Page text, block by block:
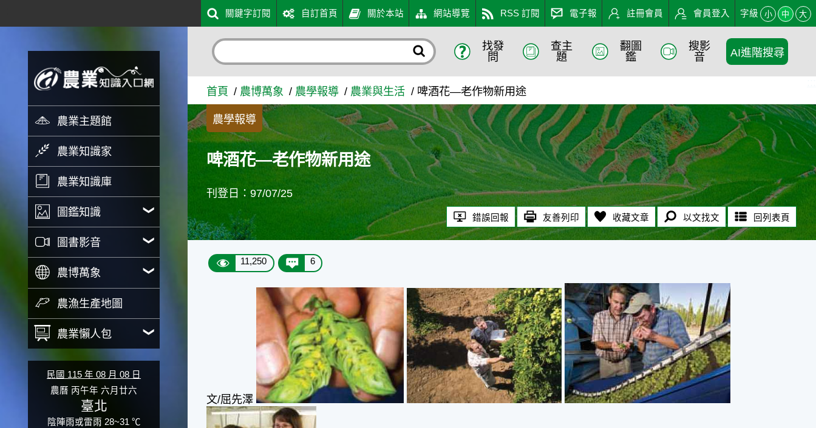
啤酒花—老作物新用途 - 農業知識入口網
農業主題館
農業知識家
農業知識庫
圖鑑知識
圖書影音
農博萬象
農漁生產地圖
農業懶人包
民國 115 年 08 月 08 日
農曆 丙午年 六月廿六
臺北
陰陣雨或雷雨 28~31 ℃
關鍵字訂閱 自訂首頁 關於本站 網站導覽 RSS 訂閱 電子報 註冊會員 會員登入 字級 小 中 大
找發
問
查主
題
翻圖
鑑
搜影
音
AI進階搜尋
首頁 農博萬象 農學報導 農業與生活 啤酒花—老作物新用途
農學報導
啤酒花—老作物新用途
刊登日：97/07/25
錯誤回報 友善列印 收藏文章 以文找文 回列表頁
11,250 6
文/屈先澤